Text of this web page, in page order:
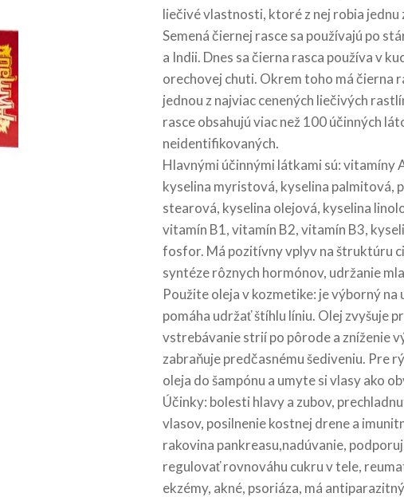
liečivé vlastnosti, ktoré z nej robia
Semená čiernej rasce sa používajú po
a Indii. Dnes sa čierna rasca používa v
orechovej chuti. Okrem toho má čierna
jednou z najviac cenených liečivých
rasce obsahujú viac než 100 účinných
neidentifikovaných.
Hlavnými účinnými látkami sú: vitamíny
kyselina myristová, kyselina palmitová,
stearová, kyselina olejová, kyselina
vitamín B1, vitamín B2, vitamín B3,
fosfor. Má pozitívny vplyv na štruktúru
syntéze rôznych hormónov, udržanie
Použite oleja v kozmetike: je výborný
pomáha udržať štíhlu líniu. Olej zvyšuje
vstrebávanie strií po pôrode a zníženie
zabraňuje predčasnému šediveniu. Pre
oleja do šampónu a umyte si vlasy ako
Účinky: bolesti hlavy a zubov,
vlasov, posilnenie kostnej drene a
rakovina pankreasu,nadúvanie,
regulovať rovnováhu cukru v tele,
ekzémy, akné, psoriáza, má